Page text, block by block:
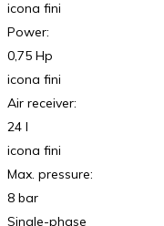
icona fini
Power:
0,75 Hp
icona fini
Air receiver:
24 l
icona fini
Max. pressure:
8 bar
Single-phase